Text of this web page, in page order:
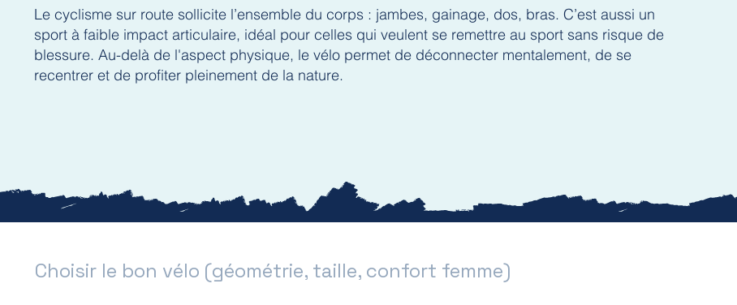
Le cyclisme sur route sollicite l’ensemble du corps : jambes, gainage, dos, bras. C’est aussi un
sport à faible impact articulaire, idéal pour celles qui veulent se remettre au sport sans risque de
blessure. Au-delà de l'aspect physique, le vélo permet de déconnecter mentalement, de se
recentrer et de profiter pleinement de la nature.
Choisir le bon vélo (géométrie, taille, confort femme)